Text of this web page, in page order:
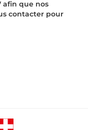
afin que nos
contacter pour